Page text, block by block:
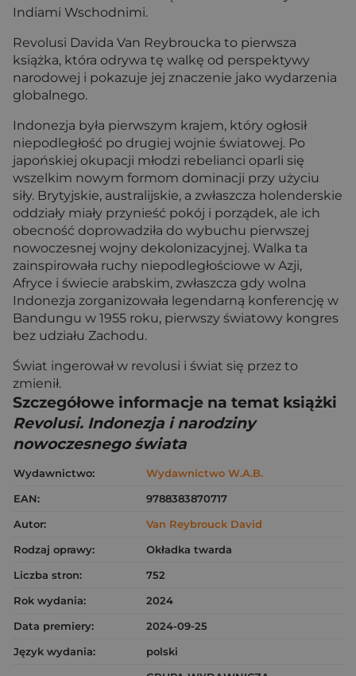
Indiami Wschodnimi.
Revolusi Davida Van Reybroucka to pierwsza
książka, która odrywa tę walkę od perspektywy
narodowej i pokazuje jej znaczenie jako wydarzenia
globalnego.
Indonezja była pierwszym krajem, który ogłosił
niepodległość po drugiej wojnie światowej. Po
japońskiej okupacji młodzi rebelianci oparli się
wszelkim nowym formom dominacji przy użyciu
siły. Brytyjskie, australijskie, a zwłaszcza holenderskie
oddziały miały przynieść pokój i porządek, ale ich
obecność doprowadziła do wybuchu pierwszej
nowoczesnej wojny dekolonizacyjnej. Walka ta
zainspirowała ruchy niepodległościowe w Azji,
Afryce i świecie arabskim, zwłaszcza gdy wolna
Indonezja zorganizowała legendarną konferencję w
Bandungu w 1955 roku, pierwszy światowy kongres
bez udziału Zachodu.
Świat ingerował w revolusi i świat się przez to
zmienił.
Szczegółowe informacje na temat książki
Revolusi. Indonezja i narodziny
nowoczesnego świata
Wydawnictwo:
Wydawnictwo W.A.B.
EAN:
9788383870717
Autor:
Van Reybrouck David
Rodzaj oprawy:
Okładka twarda
Liczba stron:
752
Rok wydania:
2024
Data premiery:
2024-09-25
Język wydania:
polski